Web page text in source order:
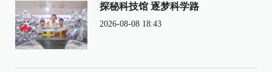
探秘科技馆 逐梦科学路
2026-08-08 18:43